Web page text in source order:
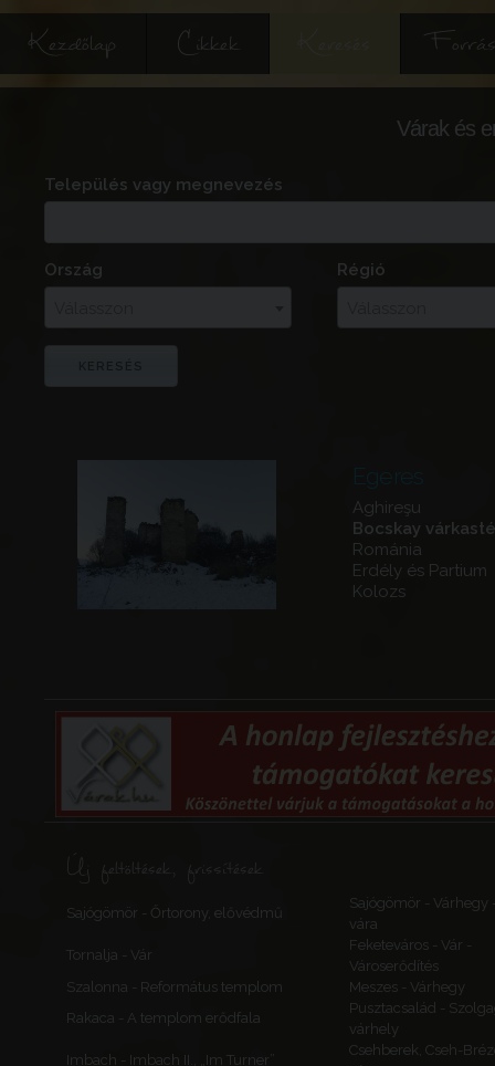
Kezdőlap Cikkek
Várak és
Település vagy megnevezés
Ország
Régió
Egeres
Aghireşu
Bocskay
Románia
Erdély és Partium
Kolozs
Új feltöltések, frissítések
Sajógömör - Őrtorony, elővédmű
Sajógömör - Várhegy
vára
Tornalja - Vár
Feketeváros - Vár -
Városerődítés
Szalonna - Református templom
Meszes - Várhegy
Rakaca - A templom erődfala
Pusztacsalád -
várhely
Imbach - Imbach II., „Im Turner”
Csehberek, Cseh-